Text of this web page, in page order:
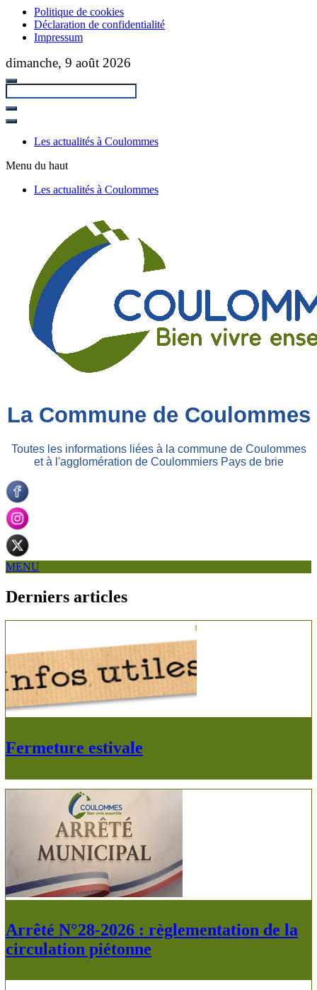
Politique de cookies
Déclaration de confidentialité
Impressum
Passer
contenu
principal
dimanche, 9 août 2026
Fermer
rechercheLes actualités à Coulommes
Menu du haut
Les actualités à Coulommes
La Commune de Coulommes
Toutes les informations liées à la commune de Coulommes
et à l'agglomération de Coulommiers Pays de brie
MENU
Derniers articles
Fermeture estivale
Arrêté N°28-2026 : règlementation de la
circulation piétonne